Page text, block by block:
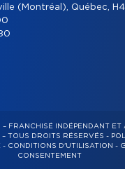
(Montréal), Québec,
FRANCHISÉ INDÉPENDANT ET
TOUS DROITS RÉSERVÉS -
- CONDITIONS D'UTILISATION -
CONSENTEMENT